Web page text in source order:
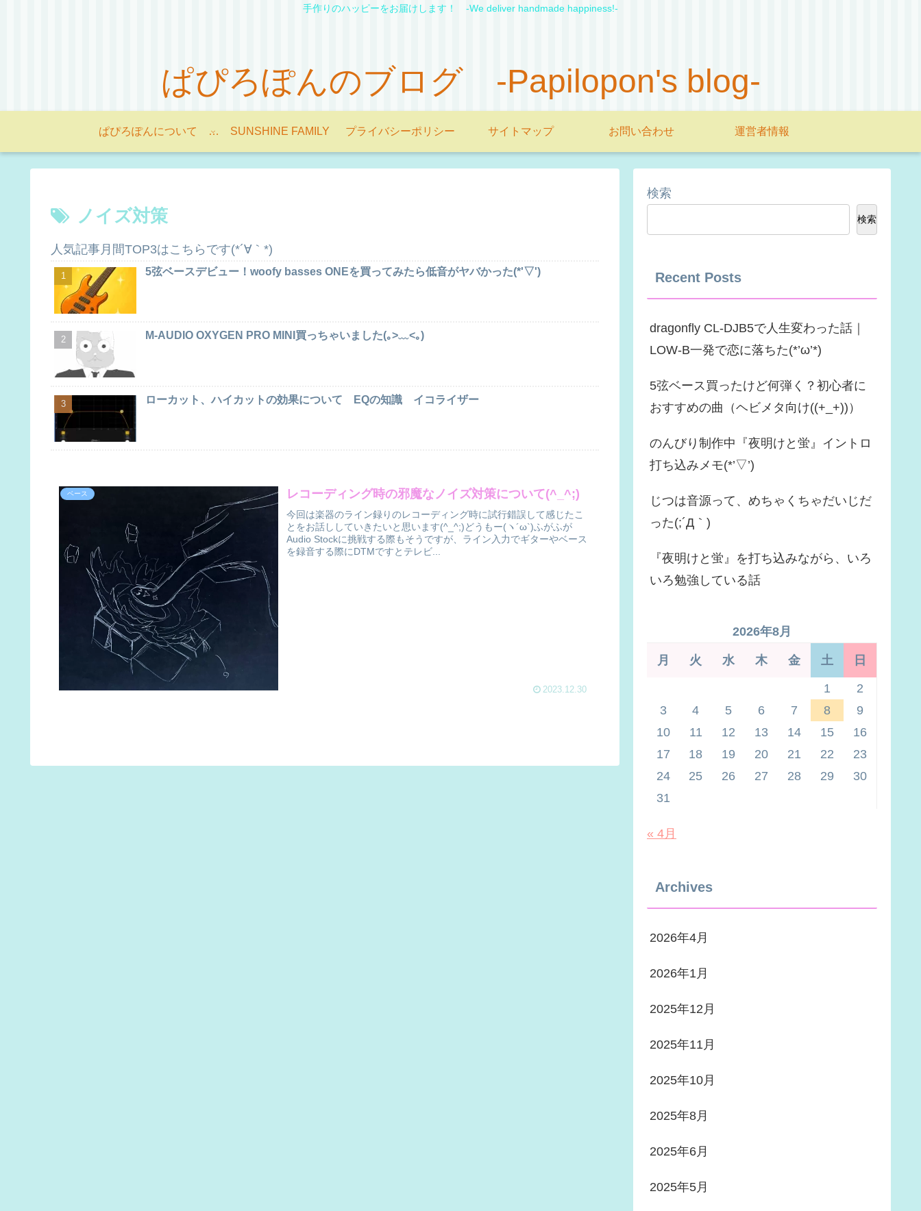
手作りのハッピーをお届けします！ -We deliver handmade happiness!-
ぱぴろぽんのブログ -Papilopon's blog-
ぱぴろぽんについて -About Papilopon- SUNSHINE FAMILY プライバシーポリシー サイトマップ お問い合わせ 運営者情報
ノイズ対策
人気記事月間TOP3はこちらです(*´∀｀*)
5弦ベースデビュー！woofy basses ONEを買ってみたら低音がヤバかった(*'▽')
M-AUDIO OXYGEN PRO MINI買っちゃいました(｡>﹏<｡)
ローカット、ハイカットの効果について EQの知識 イコライザー
ベース レコーディング時の邪魔なノイズ対策について(^_^;)
今回は楽器のライン録りのレコーディング時に試行錯誤して感じたこ
とをお話ししていきたいと思います(^_^;)どうもー(ヽ´ω`)ふがふが
Audio Stockに挑戦する際もそうですが、ライン入力でギターやベース
を録音する際にDTMですとテレビ...
2023.12.30
検索
検索
Recent Posts
dragonfly CL-DJB5で人生変わった話｜
LOW-B一発で恋に落ちた(*’ω’*)
5弦ベース買ったけど何弾く？初心者に
おすすめの曲（ヘビメタ向け((+_+))）
のんびり制作中『夜明けと蛍』イントロ
打ち込みメモ(*’▽’)
じつは音源って、めちゃくちゃだいじだ
った(;´Д｀)
『夜明けと蛍』を打ち込みながら、いろ
いろ勉強している話
2026年8月
月 火 水 木 金 土 日
1
2
3
4 5 6 7 8
9
10
11 12 13 14 15
16
17
18 19 20 21 22
23
24
25 26 27 28 29
30
31
« 4月
Archives
2026年4月
2026年1月
2025年12月
2025年11月
2025年10月
2025年8月
2025年6月
2025年5月